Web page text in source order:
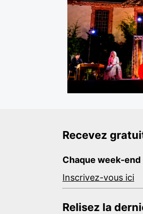
Recevez
Chaque week-end
Inscrivez-vous ici
Relisez la